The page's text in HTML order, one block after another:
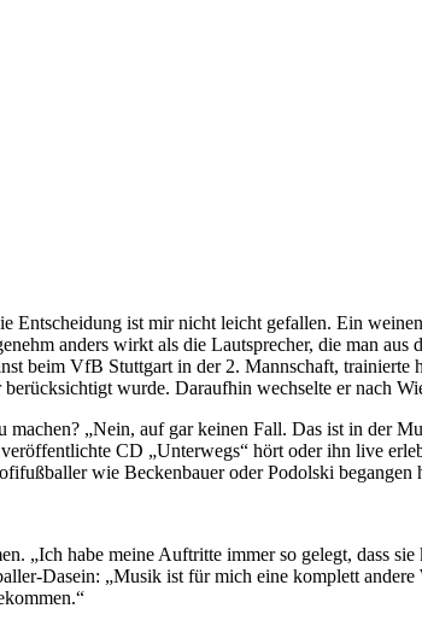
Entscheidung ist mir nicht leicht gefallen. Ein
anders wirkt als die Lautsprecher, die man
beim VfB Stuttgart in der 2. Mannschaft,
wurde. Daraufhin wechselte er nach
„Nein, auf gar keinen Fall. Das ist in der
CD „Unterwegs“ hört oder ihn live
wie Beckenbauer oder Podolski begangen
„Ich habe meine Auftritte immer so gelegt, dass
Dasein: „Musik ist für mich eine komplett